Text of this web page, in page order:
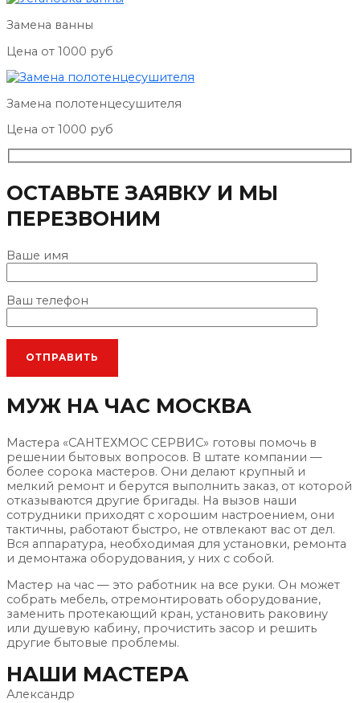
Замена ванны
Цена от 1000 руб
Замена полотенцесушителя
Цена от 1000 руб
ОСТАВЬТЕ ЗАЯВКУ И МЫ
ПЕРЕЗВОНИМ
Ваше имя
Ваш телефон
МУЖ НА ЧАС МОСКВА
Мастера «САНТЕХМОС СЕРВИС» готовы помочь в
решении бытовых вопросов. В штате компании —
более сорока мастеров. Они делают крупный и
мелкий ремонт и берутся выполнить заказ, от которой
отказываются другие бригады. На вызов наши
сотрудники приходят с хорошим настроением, они
тактичны, работают быстро, не отвлекают вас от дел.
Вся аппаратура, необходимая для установки, ремонта
и демонтажа оборудования, у них с собой.
Мастер на час — это работник на все руки. Он может
собрать мебель, отремонтировать оборудование,
заменить протекающий кран, установить раковину
или душевую кабину, прочистить засор и решить
другие бытовые проблемы.
НАШИ МАСТЕРА​
Александр